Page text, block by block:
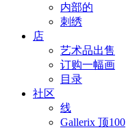
内部的
刺绣
店
艺术品出售
订购一幅画
目录
社区
线
Gallerix 顶100